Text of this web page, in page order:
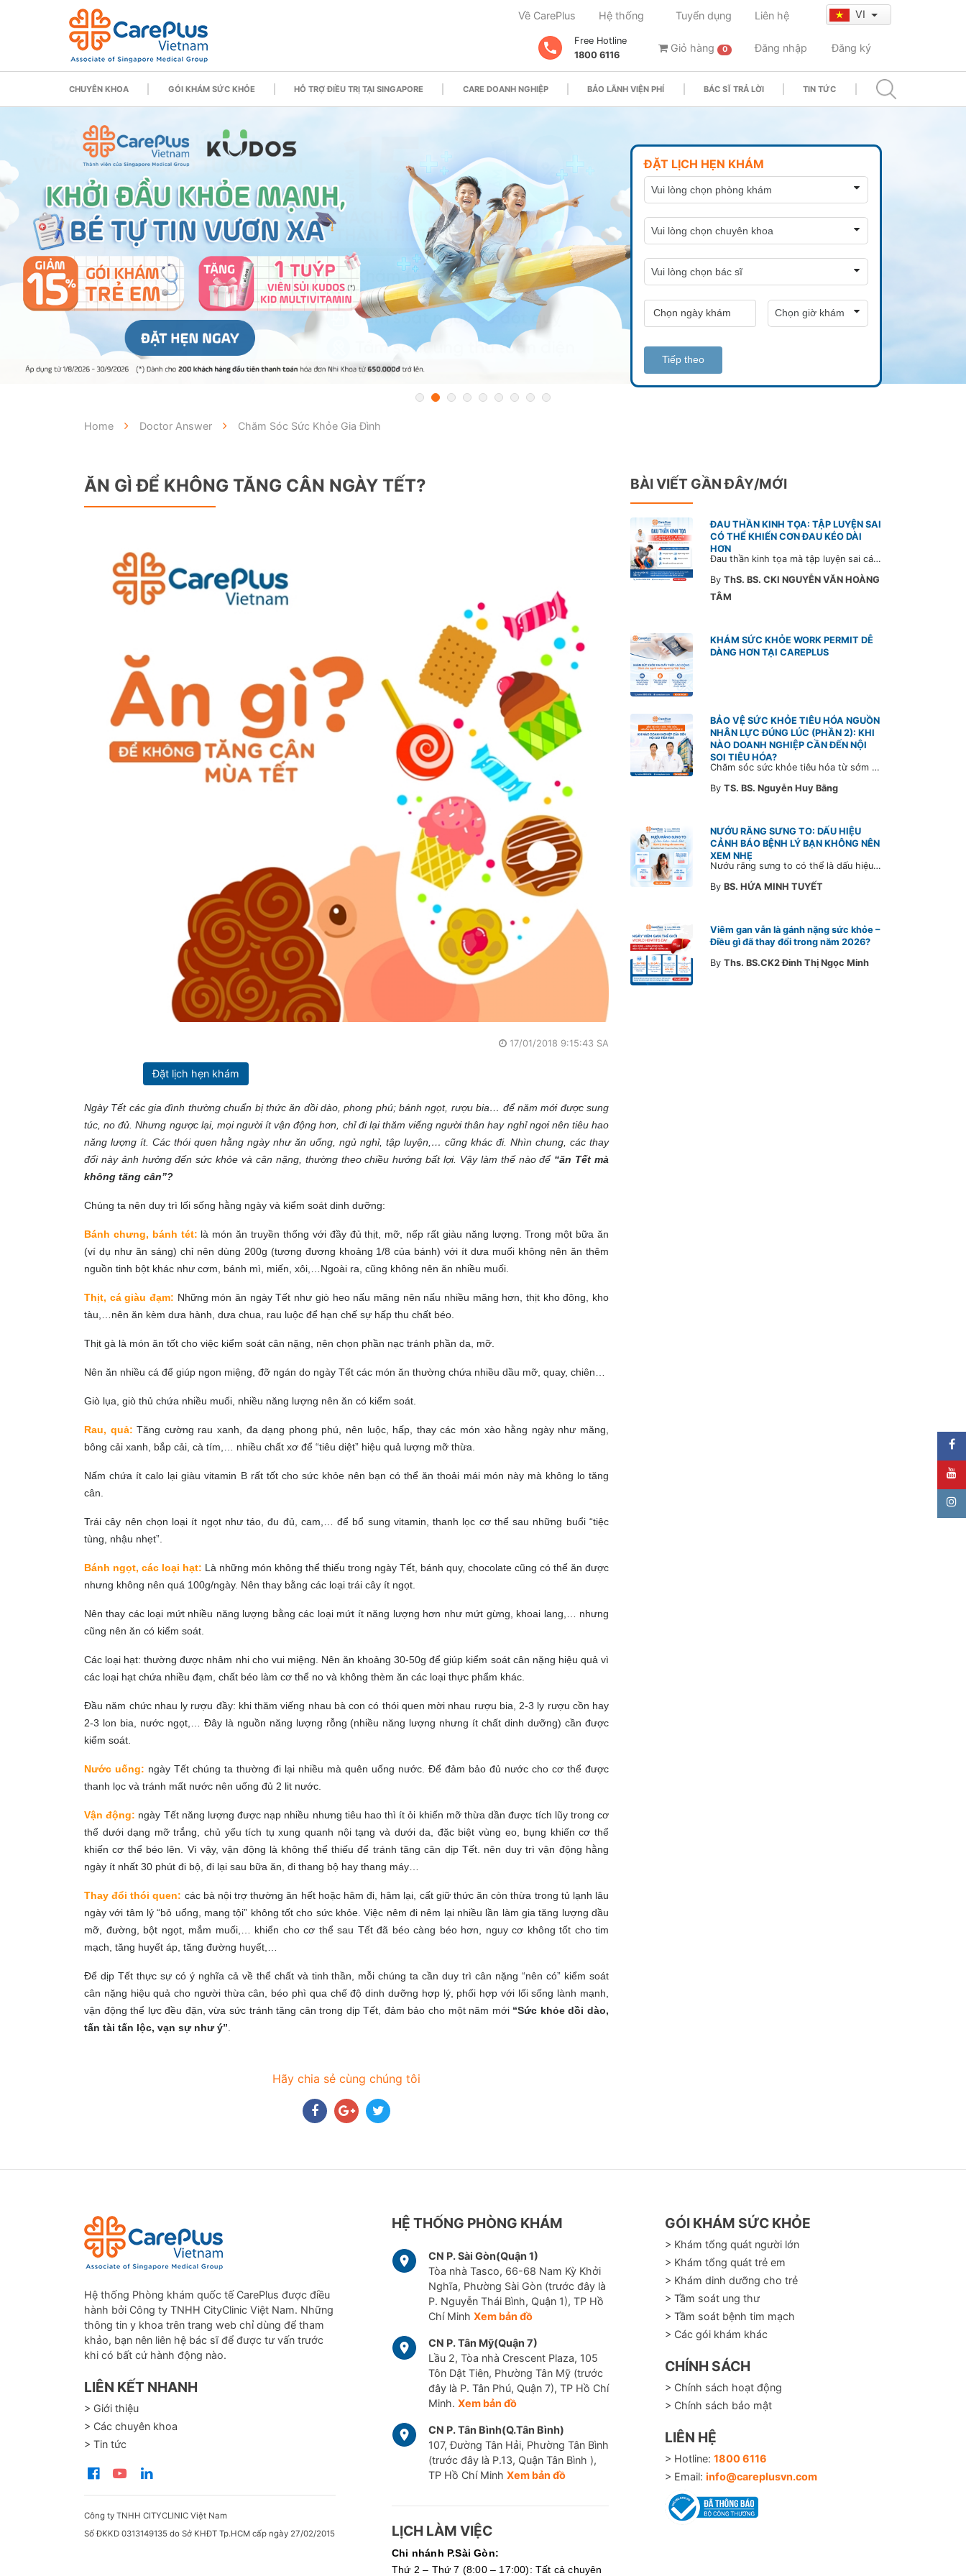
Về CarePlus Hệ thống Tuyển dụng Liên hệ VI
Free Hotline
1800 6116
Giỏ hàng 0 Đăng nhập Đăng ký
CHUYÊN KHOA GÓI KHÁM SỨC KHỎE HỖ TRỢ ĐIỀU TRỊ TẠI SINGAPORE CARE DOANH NGHIỆP BẢO LÃNH VIỆN PHÍ BÁC SĨ TRẢ LỜI TIN TỨC
ĐẶT LỊCH HẸN KHÁM
Tiếp theo
Home Doctor Answer Chăm Sóc Sức Khỏe Gia Đình
ĂN GÌ ĐỂ KHÔNG TĂNG CÂN NGÀY TẾT?
Đặt lịch hẹn khám
17/01/2018 9:15:43 SA
Ngày Tết các gia đình thường chuẩn bị thức ăn dồi dào, phong phú; bánh ngọt, rượu bia… để năm mới được sung
túc, no đủ. Nhưng ngược lại, mọi người ít vận động hơn, chỉ đi lại thăm viếng người thân hay nghỉ ngơi nên tiêu hao
năng lượng ít. Các thói quen hằng ngày như ăn uống, ngủ nghỉ, tập luyện,… cũng khác đi. Nhìn chung, các thay
đổi này ảnh hưởng đến sức khỏe và cân nặng, thường theo chiều hướng bất lợi. Vậy làm thế nào để“ăn Tết mà
không tăng cân”?
Chúng ta nên duy trì lối sống hằng ngày và kiểm soát dinh dưỡng:
Bánh chưng, bánh tét: là món ăn truyền thống với đầy đủ thịt, mỡ, nếp rất giàu năng lượng. Trong một bữa ăn
(ví dụ như ăn sáng) chỉ nên dùng 200g (tương đương khoảng 1/8 của bánh) với ít dưa muối không nên ăn thêm
nguồn tinh bột khác như cơm, bánh mì, miến, xôi,…Ngoài ra, cũng không nên ăn nhiều muối.
Thịt, cá giàu đạm: Những món ăn ngày Tết như giò heo nấu măng nên nấu nhiều măng hơn, thịt kho đông, kho
tàu,…nên ăn kèm dưa hành, dưa chua, rau luộc để hạn chế sự hấp thu chất béo.
Thịt gà là món ăn tốt cho việc kiểm soát cân nặng, nên chọn phần nạc tránh phần da, mỡ.
Nên ăn nhiều cá để giúp ngon miệng, đỡ ngán do ngày Tết các món ăn thường chứa nhiều dầu mỡ, quay, chiên…
Giò lụa, giò thủ chứa nhiều muối, nhiều năng lượng nên ăn có kiểm soát.
Rau, quả: Tăng cường rau xanh, đa dạng phong phú, nên luộc, hấp, thay các món xào hằng ngày như măng,
bông cải xanh, bắp cải, cà tím,… nhiều chất xơ để “tiêu diệt” hiệu quả lượng mỡ thừa.
Nấm chứa ít calo lại giàu vitamin B rất tốt cho sức khỏe nên bạn có thể ăn thoải mái món này mà không lo tăng
cân.
Trái cây nên chọn loại ít ngọt như táo, đu đủ, cam,… để bổ sung vitamin, thanh lọc cơ thể sau những buổi “tiệc
tùng, nhậu nhẹt”.
Bánh ngọt, các loại hạt: Là những món không thể thiếu trong ngày Tết, bánh quy, chocolate cũng có thể ăn được
nhưng không nên quá 100g/ngày. Nên thay bằng các loại trái cây ít ngọt.
Nên thay các loại mứt nhiều năng lượng bằng các loại mứt ít năng lượng hơn như mứt gừng, khoai lang,… nhưng
cũng nên ăn có kiểm soát.
Các loại hạt: thường được nhâm nhi cho vui miệng. Nên ăn khoảng 30-50g để giúp kiểm soát cân nặng hiệu quả vì
các loại hạt chứa nhiều đạm, chất béo làm cơ thể no và không thèm ăn các loại thực phẩm khác.
Đầu năm chức nhau ly rượu đầy: khi thăm viếng nhau bà con có thói quen mời nhau rượu bia, 2-3 ly rượu cồn hay
2-3 lon bia, nước ngọt,… Đây là nguồn năng lượng rỗng (nhiều năng lượng nhưng ít chất dinh dưỡng) cần được
kiểm soát.
Nước uống: ngày Tết chúng ta thường đi lại nhiều mà quên uống nước. Để đảm bảo đủ nước cho cơ thể được
thanh lọc và tránh mất nước nên uống đủ 2 lit nước.
Vận động: ngày Tết năng lượng được nạp nhiều nhưng tiêu hao thì ít ỏi khiến mỡ thừa dần được tích lũy trong cơ
thể dưới dạng mỡ trắng, chủ yếu tích tụ xung quanh nội tạng và dưới da, đặc biệt vùng eo, bụng khiến cơ thể
khiến cơ thể béo lên. Vì vậy, vận động là không thể thiếu để tránh tăng cân dịp Tết. nên duy trì vận động hằng
ngày ít nhất 30 phút đi bộ, đi lại sau bữa ăn, đi thang bộ hay thang máy…
Thay đổi thói quen: các bà nội trợ thường ăn hết hoặc hâm đi, hâm lại, cất giữ thức ăn còn thừa trong tủ lạnh lâu
ngày với tâm lý “bỏ uổng, mang tội” không tốt cho sức khỏe. Việc nêm đi nêm lại nhiều lần làm gia tăng lượng dầu
mỡ, đường, bột ngọt, mắm muối,… khiển cho cơ thể sau Tết đã béo càng béo hơn, nguy cơ không tốt cho tim
mạch, tăng huyết áp, tăng đường huyết,…
Để dịp Tết thực sự có ý nghĩa cả về thể chất và tinh thần, mỗi chúng ta cần duy trì cân nặng “nên có” kiểm soát
cân nặng hiệu quả cho người thừa cân, béo phì qua chế độ dinh dưỡng hợp lý, phối hợp với lối sống lành mạnh,
vận động thể lực đều đặn, vừa sức tránh tăng cân trong dịp Tết, đảm bảo cho một năm mới“Sức khỏe dồi dào,
tấn tài tấn lộc, vạn sự như ý”
Hãy chia sẻ cùng chúng tôi
BÀI VIẾT GẦN ĐÂY/MỚI
ĐAU THẦN KINH TỌA: TẬP LUYỆN SAI
CÓ THỂ KHIẾN CƠN ĐAU KÉO DÀI
HƠN
Đau thần kinh tọa mà tập luyện sai cách có thể khiến cơn đau trở nặng và kéo dài thời gian hồi phục. Tham khảo chia sẻ của Bác sĩ CarePlus để nắm các động tác cần tránh và có góc nhìn đúng về phương pháp điều trị phù hợp trong bài viết sau.
ByThS. BS. CKI NGUYỄN VĂN HOÀNG
TÂM
KHÁM SỨC KHỎE WORK PERMIT DỄ
DÀNG HƠN TẠI CAREPLUS
BẢO VỆ SỨC KHỎE TIÊU HÓA NGUỒN
NHÂN LỰC ĐÚNG LÚC (PHẦN 2): KHI
NÀO DOANH NGHIỆP CẦN ĐẾN NỘI
SOI TIÊU HÓA?
Chăm sóc sức khỏe tiêu hóa từ sớm không chỉ giúp phát hiện bệnh kịp thời mà còn góp phần xây dựng đội ngũ khỏe mạnh, ổn định và gắn bó lâu dài. CarePlus sẵn sàng đồng hành cùng doanh nghiệp trong việc thiết kế chương trình chăm sóc sức khỏe phù hợp theo từng nhân sự, nhằm tối ưu hiệu quả đầu tư phúc lợi và phát triển nguồn nhân lực bền vững.
ByTS. BS. Nguyễn Huy Bằng
NƯỚU RĂNG SƯNG TO: DẤU HIỆU
CẢNH BÁO BỆNH LÝ BẠN KHÔNG NÊN
XEM NHẸ
Nướu răng sưng to có thể là dấu hiệu cảnh báo bệnh lý răng miệng. Cùng Bác sĩ CarePlus tìm hiểu nguyên nhân, triệu chứng và thời điểm cần đi khám bác sĩ trong bài viết dưới đây.
ByBS. HỨA MINH TUYẾT
Viêm gan vẫn là gánh nặng sức khỏe –
Điều gì đã thay đổi trong năm 2026?
ByThs. BS.CK2 Đinh Thị Ngọc Minh
Hệ thống Phòng khám quốc tế CarePlus được điều
hành bởi Công ty TNHH CityClinic Việt Nam. Những
thông tin y khoa trên trang web chỉ dùng để tham
khảo, bạn nên liên hệ bác sĩ để được tư vấn trước
khi có bất cứ hành động nào.
LIÊN KẾT NHANH
> Giới thiệu
> Các chuyên khoa
> Tin tức
Công ty TNHH CITYCLINIC Việt Nam
Số ĐKKD 0313149135 do Sở KHĐT Tp.HCM cấp ngày 27/02/2015
HỆ THỐNG PHÒNG KHÁM
CN P. Sài Gòn(Quận 1)
Tòa nhà Tasco, 66-68 Nam Kỳ Khởi
Nghĩa, Phường Sài Gòn (trước đây là
P. Nguyễn Thái Bình, Quận 1), TP Hồ
Chí Minh Xem bản đồ
CN P. Tân Mỹ(Quận 7)
Lầu 2, Tòa nhà Crescent Plaza, 105
Tôn Dật Tiên, Phường Tân Mỹ (trước
đây là P. Tân Phú, Quận 7), TP Hồ Chí
Minh. Xem bản đồ
CN P. Tân Bình(Q.Tân Bình)
107, Đường Tân Hải, Phường Tân Bình
(trước đây là P.13, Quận Tân Bình ),
TP Hồ Chí Minh Xem bản đồ
LỊCH LÀM VIỆC
Chi nhánh P.Sài Gòn:
Thứ 2 – Thứ 7 (8:00 – 17:00): Tất cả chuyên
GÓI KHÁM SỨC KHỎE
> Khám tổng quát người lớn
> Khám tổng quát trẻ em
> Khám dinh dưỡng cho trẻ
> Tầm soát ung thư
> Tầm soát bệnh tim mạch
> Các gói khám khác
CHÍNH SÁCH
> Chính sách hoạt động
> Chính sách bảo mật
LIÊN HỆ
> Hotline: 1800 6116
> Email: info@careplusvn.com